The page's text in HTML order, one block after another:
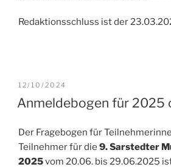
Redaktionsschluss ist der
VERÖFFENTLICHT
12/10/2024
Anmeldebogen für 2025
Der Fragebogen für
Teilnehmer für die 9. Sarstedter
2025vom 20.06. bis 29.06.2025